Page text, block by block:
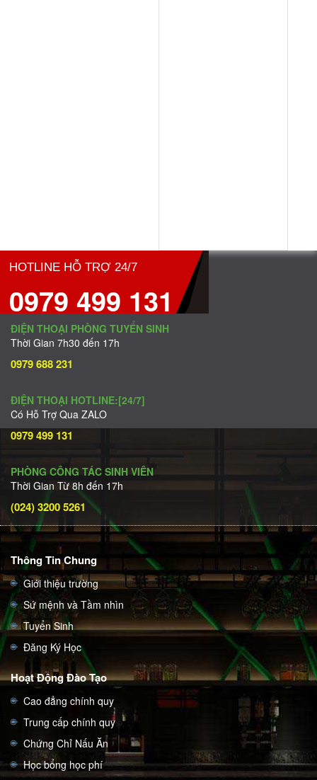
HOTLINE HỖ TRỢ 24/7
0979 499 131
ĐIỆN THOẠI PHÒNG TUYỂN SINH
Thời Gian 7h30 đến 17h
0979 688 231
ĐIỆN THOẠI HOTLINE:[24/7]
Có Hỗ Trợ Qua ZALO
0979 499 131
PHÒNG CÔNG TÁC SINH VIÊN
Thời Gian Từ 8h đến 17h
(024) 3200 5261
Thông Tin Chung
Giới thiệu trường
Sứ mệnh và Tầm nhìn
Tuyển Sinh
Đăng Ký Học
Hoạt Động Đào Tạo
Cao đẳng chính quy
Trung cấp chính quy
Chứng Chỉ Nấu Ăn
Học bổng học phí